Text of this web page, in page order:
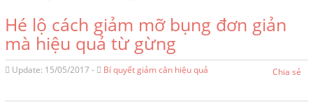
Hé lộ cách giảm mỡ bụng đơn giản
mà hiệu quả từ gừng
Update: 15/05/2017 - Bí quyết giảm cân hiệu quả Chia sẻ